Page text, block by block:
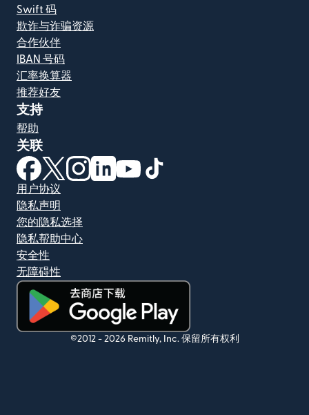
Swift 码
欺诈与诈骗资源
合作伙伴
IBAN 号码
汇率换算器
推荐好友
支持
帮助
关联
（在新窗口中打开）
（在新窗口中打开）
（在新窗口中打开）
（在新窗口中打开）
（在新窗口中打开）
用户协议
隐私声明
您的隐私选择
隐私帮助中心
安全性
无障碍性
（在新窗口中打开）
©2012 - 2026 Remitly, Inc. 保留所有权利